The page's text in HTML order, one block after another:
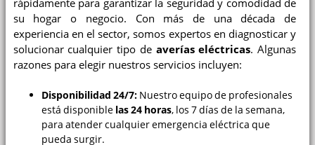
rápidamente para garantizar la seguridad y comodidad de
su hogar o negocio. Con más de una década de
experiencia en el sector, somos expertos en diagnosticar y
solucionar cualquier tipo de averías eléctricas. Algunas
razones para elegir nuestros servicios incluyen:
Disponibilidad 24/7:Nuestro equipo de profesionales
está disponible las 24 horas, los 7 días de la semana,
para atender cualquier emergencia eléctrica que
pueda surgir.